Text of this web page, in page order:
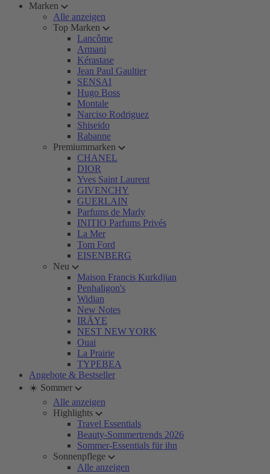
Marken
Alle anzeigen
Top Marken
Lancôme
Armani
Kérastase
Jean Paul Gaultier
SENSAI
Hugo Boss
Montale
Narciso Rodriguez
Shiseido
Rabanne
Premiummarken
CHANEL
DIOR
Yves Saint Laurent
GIVENCHY
GUERLAIN
Parfums de Marly
INITIO Parfums Privés
La Mer
Tom Ford
EISENBERG
Neu
Maison Francis Kurkdjian
Penhaligon's
Widian
New Notes
IRÄYE
NEST NEW YORK
Ouai
La Prairie
TYPEBEA
Angebote & Bestseller
☀️ Sommer
Alle anzeigen
Highlights
Travel Essentials
Beauty-Sommertrends 2026
Sommer-Essentials für ihn
Sonnenpflege
Alle anzeigen